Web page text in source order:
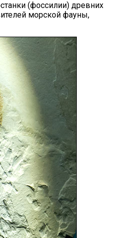
(фоссилии) древних
морской фауны,